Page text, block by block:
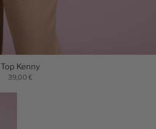
Top Kenny
39,00 €